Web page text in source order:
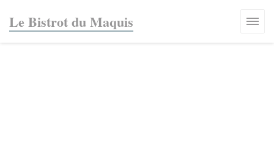
Le Bistrot du Maquis